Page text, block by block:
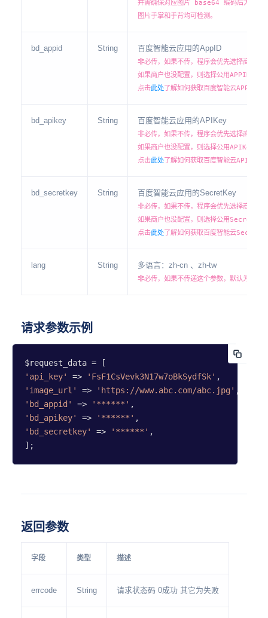
并需确保对应图片 base64 编码后大小不
图片手掌和手背均可检测。
bd_appid String 百度智能云应用的AppID
非必传，如果不传，程序会优先选择商户后
如果商户也没配置，则选择公用APPID，
点击此处了解如何获取百度智能云APPID
bd_apikey String 百度智能云应用的APIKey
非必传，如果不传，程序会优先选择商户
如果商户也没配置，则选择公用APIKey，
点击此处了解如何获取百度智能云APIKey
bd_secretkey String 百度智能云应用的SecretKey
非必传，如果不传，程序会优先选择商户
如果商户也没配置，则选择公用
点击此处了解如何获取百度智能云
lang String 多语言：zh-cn 、zh-tw
非必传，如果不传递这个参数，默认为
请求参数示例
'api_key'
=> 'FsF1CsVevk3N17w7oBkSydfSk'
'image_url'
=> 'https://www.abc.com/abc.jpg'
'bd_appid'
=> '******'
'bd_apikey'
=> '******'
'bd_secretkey'
=> '******' ,
];
返回参数
字段 类型 描述
errcode String 请求状态码 0成功 其它为失败